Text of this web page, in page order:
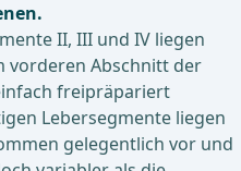
II, III und IV liegen
vorderen Abschnitt der
freipräpariert
Lebersegmente liegen
gelegentlich vor und